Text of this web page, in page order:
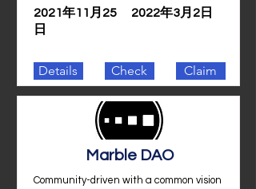
2021年11月25
日
2022年3月2日
Details Check Claim
Marble DAO
Community-driven with a common vision